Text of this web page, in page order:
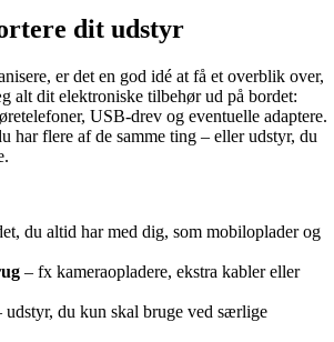
dit udstyr
er det en god idé at få et overblik over,
alt dit elektroniske tilbehør ud på bordet:
USB-drev og eventuelle adaptere.
har flere af de samme ting – eller udstyr, du
du altid har med dig, som mobiloplader og
– fx kameraopladere, ekstra kabler eller
udstyr, du kun skal bruge ved særlige